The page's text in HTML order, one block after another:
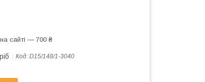
сайті — 700 ₴
Код: D15/148/1-3040